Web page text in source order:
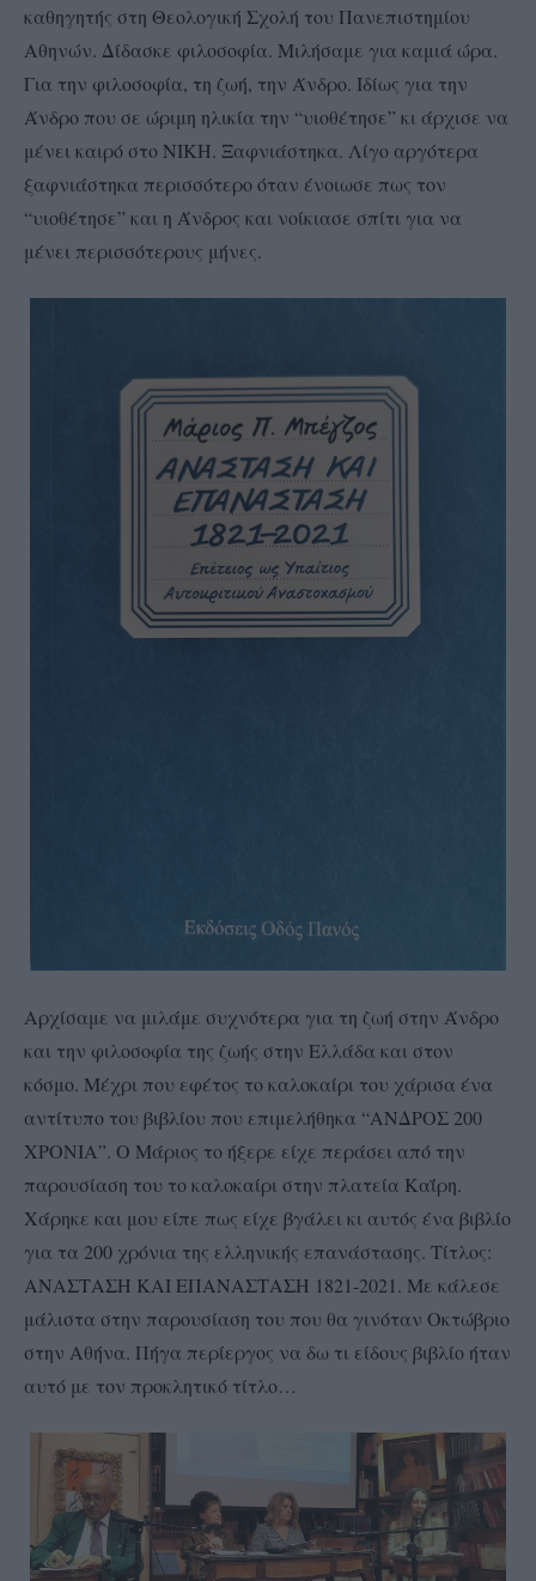
καθηγητής στη Θεολογική Σχολή του Πανεπιστημίου
Αθηνών. Δίδασκε φιλοσοφία. Μιλήσαμε για καμιά ώρα.
Για την φιλοσοφία, τη ζωή, την Άνδρο. Ιδίως για την
Άνδρο που σε ώριμη ηλικία την “υιοθέτησε” κι άρχισε να
μένει καιρό στο ΝΙΚΗ. Ξαφνιάστηκα. Λίγο αργότερα
ξαφνιάστηκα περισσότερο όταν ένοιωσε πως τον
“υιοθέτησε” και η Άνδρος και νοίκιασε σπίτι για να
μένει περισσότερους μήνες.
Αρχίσαμε να μιλάμε συχνότερα για τη ζωή στην Άνδρο
και την φιλοσοφία της ζωής στην Ελλάδα και στον
κόσμο. Μέχρι που εφέτος το καλοκαίρι του χάρισα ένα
αντίτυπο του βιβλίου που επιμελήθηκα “ΑΝΔΡΟΣ 200
ΧΡΟΝΙΑ”. Ο Μάριος το ήξερε είχε περάσει από την
παρουσίαση του το καλοκαίρι στην πλατεία Καΐρη.
Χάρηκε και μου είπε πως είχε βγάλει κι αυτός ένα βιβλίο
για τα 200 χρόνια της ελληνικής επανάστασης. Τίτλος:
ΑΝΑΣΤΑΣΗ ΚΑΙ ΕΠΑΝΑΣΤΑΣΗ 1821-2021. Με κάλεσε
μάλιστα στην παρουσίαση του που θα γινόταν Οκτώβριο
στην Αθήνα. Πήγα περίεργος να δω τι είδους βιβλίο ήταν
αυτό με τον προκλητικό τίτλο…